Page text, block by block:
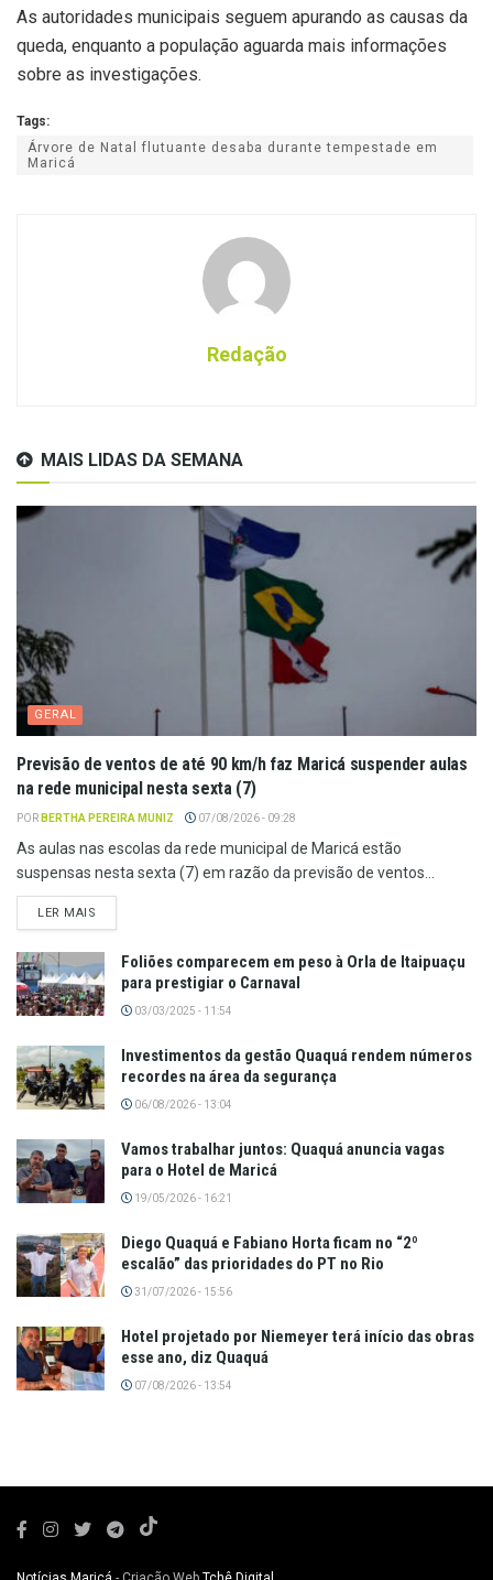
As autoridades municipais seguem apurando as causas da
queda, enquanto a população aguarda mais informações
sobre as investigações.
Tags:
Árvore de Natal flutuante desaba durante tempestade em
Maricá
Redação
MAIS LIDAS DA SEMANA
GERAL
Previsão de ventos de até 90 km/h faz Maricá suspender aulas
na rede municipal nesta sexta (7)
POR BERTHA PEREIRA MUNIZ 07/08/2026 - 09:28
As aulas nas escolas da rede municipal de Maricá estão
suspensas nesta sexta (7) em razão da previsão de ventos...
LER MAIS
Foliões comparecem em peso à Orla de Itaipuaçu
para prestigiar o Carnaval
03/03/2025 - 11:54
Investimentos da gestão Quaquá rendem números
recordes na área da segurança
06/08/2026 - 13:04
Vamos trabalhar juntos: Quaquá anuncia vagas
para o Hotel de Maricá
19/05/2026 - 16:21
Diego Quaquá e Fabiano Horta ficam no “2º
escalão” das prioridades do PT no Rio
31/07/2026 - 15:56
Hotel projetado por Niemeyer terá início das obras
esse ano, diz Quaquá
07/08/2026 - 13:54